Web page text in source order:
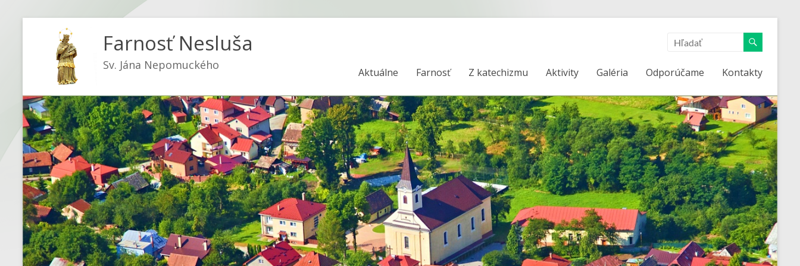
Farnosť Nesluša
Sv. Jána Nepomuckého
Aktuálne Farnosť Z katechizmu Aktivity Galéria Odporúčame Kontakty